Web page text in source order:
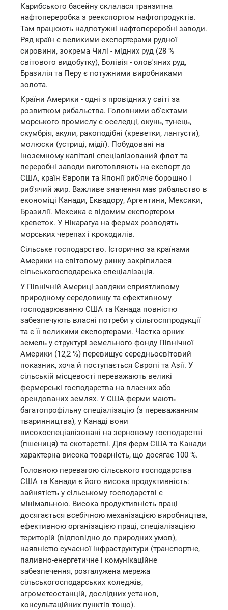
Карибського басейну склалася транзитна
нафтопереробка з реекспортом нафтопродуктів.
Там працюють надпотужні нафтопереробні заводи.
Ряд країн є великими експортерами рудної
сировини, зокрема Чилі - мідних руд (28 %
світового видобутку), Болівія - олов'яних руд,
Бразилія та Перу є потужними виробниками
золота.
Країни Америки - одні з провідних у світі за
розвитком рибальства. Головними об'єктами
морського промислу є оселедці, окунь, тунець,
скумбрія, акули, ракоподібні (креветки, лангусти),
молюски (устриці, мідії). Побудовані на
іноземному капіталі спеціалізований флот та
переробні заводи виготовляють на експорт до
США, країн Європи та Японії риб'яче борошно і
риб'ячий жир. Важливе значення має рибальство в
економіці Канади, Еквадору, Аргентини, Мексики,
Бразилії. Мексика є відомим експортером
креветок. У Нікарагуа на фермах розводять
морських черепах і крокодилів.
Сільське господарство. Історично за країнами
Америки на світовому ринку закріпилася
сільськогосподарська спеціалізація.
У Північній Америці завдяки сприятливому
природному середовищу та ефективному
господарюванню США та Канада повністю
забезпечують власні потреби у сільгосппродукції
та є її великими експортерами. Частка орних
земель у структурі земельного фонду Північної
Америки (12,2 %) перевищує середньосвітовий
показник, хоча й поступається Європі та Азії. У
сільській місцевості переважають великі
фермерські господарства на власних або
орендованих землях. У США ферми мають
багатопрофільну спеціалізацію (з переважанням
тваринництва), у Канаді вони
високоспеціалізовані на зерновому господарстві
(пшениця) та скотарстві. Для ферм США та Канади
характерна висока товарність, що досягає 100 %.
Головною перевагою сільського господарства
США та Канади є його висока продуктивність:
зайнятість у сільському господарстві є
мінімальною. Висока продуктивність праці
досягається всебічною механізацією виробництва,
ефективною організацією праці, спеціалізацією
територій (відповідно до природних умов),
наявністю сучасної інфраструктури (транспортне,
паливно-енергетичне і комунікаційне
забезпечення, розгалужена мережа
сільськогосподарських коледжів,
агрометеостанцій, дослідних установ,
консультаційних пунктів тощо).